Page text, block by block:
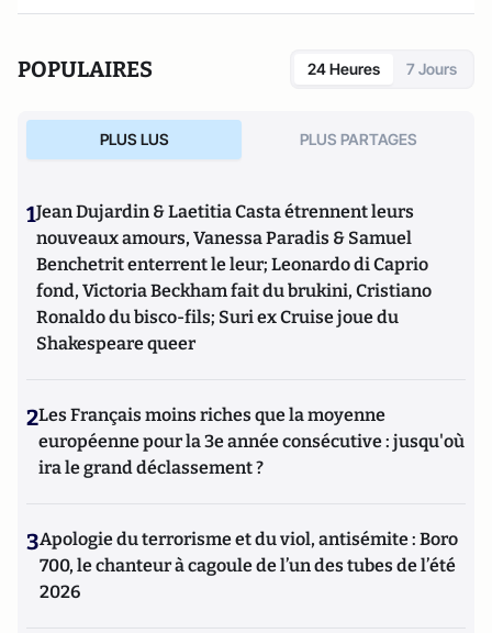
POPULAIRES 24 Heures 7 Jours
PLUS LUS PLUS PARTAGES
1Jean Dujardin & Laetitia Casta étrennent leurs
nouveaux amours, Vanessa Paradis & Samuel
Benchetrit enterrent le leur; Leonardo di Caprio
fond, Victoria Beckham fait du brukini, Cristiano
Ronaldo du bisco-fils; Suri ex Cruise joue du
Shakespeare queer
2Les Français moins riches que la moyenne
européenne pour la 3e année consécutive : jusqu'où
ira le grand déclassement ?
3Apologie du terrorisme et du viol, antisémite : Boro
700, le chanteur à cagoule de l’un des tubes de l’été
2026